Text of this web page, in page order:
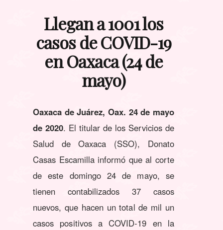
Llegan a 1001 los
casos de COVID-19
en Oaxaca (24 de
mayo)
Oaxaca de Juárez, Oax. 24 de mayo
de 2020. El titular de los Servicios de
Salud de Oaxaca (SSO), Donato
Casas Escamilla informó que al corte
de este domingo 24 de mayo, se
tienen contabilizados 37 casos
nuevos, que hacen un total de mil un
casos positivos a COVID-19 en la